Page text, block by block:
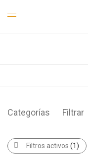
Categorías Filtrar
Filtros activos (1)